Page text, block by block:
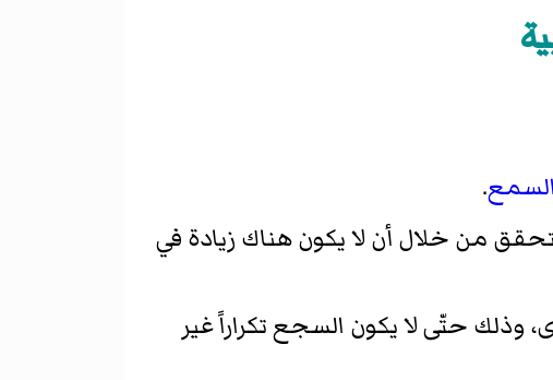
السمع.
من خلال أن لا يكون هناك زيادة في
حتّى لا يكون السجع تكراراً غير